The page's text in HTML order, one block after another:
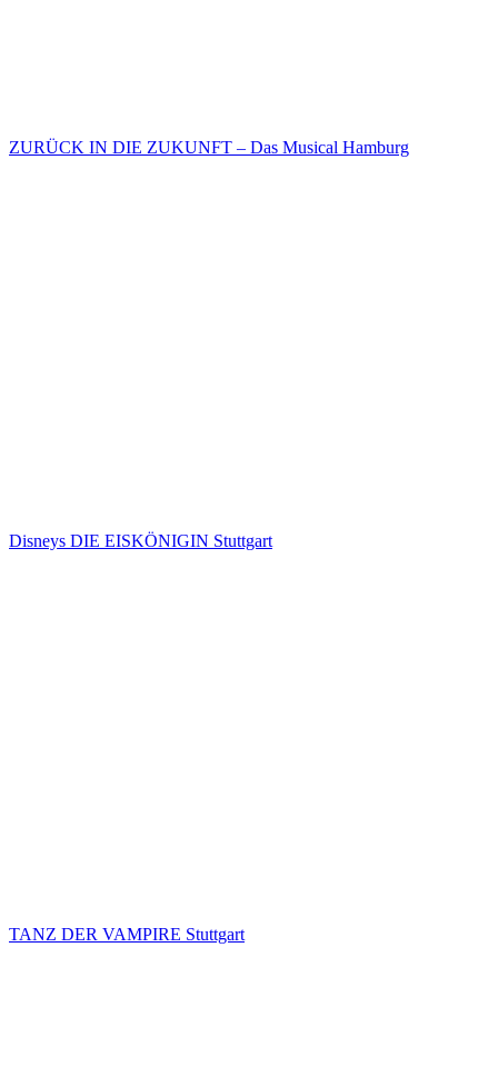
ZURÜCK IN DIE ZUKUNFT – Das Musical Hamburg
Disneys DIE EISKÖNIGIN Stuttgart
TANZ DER VAMPIRE Stuttgart